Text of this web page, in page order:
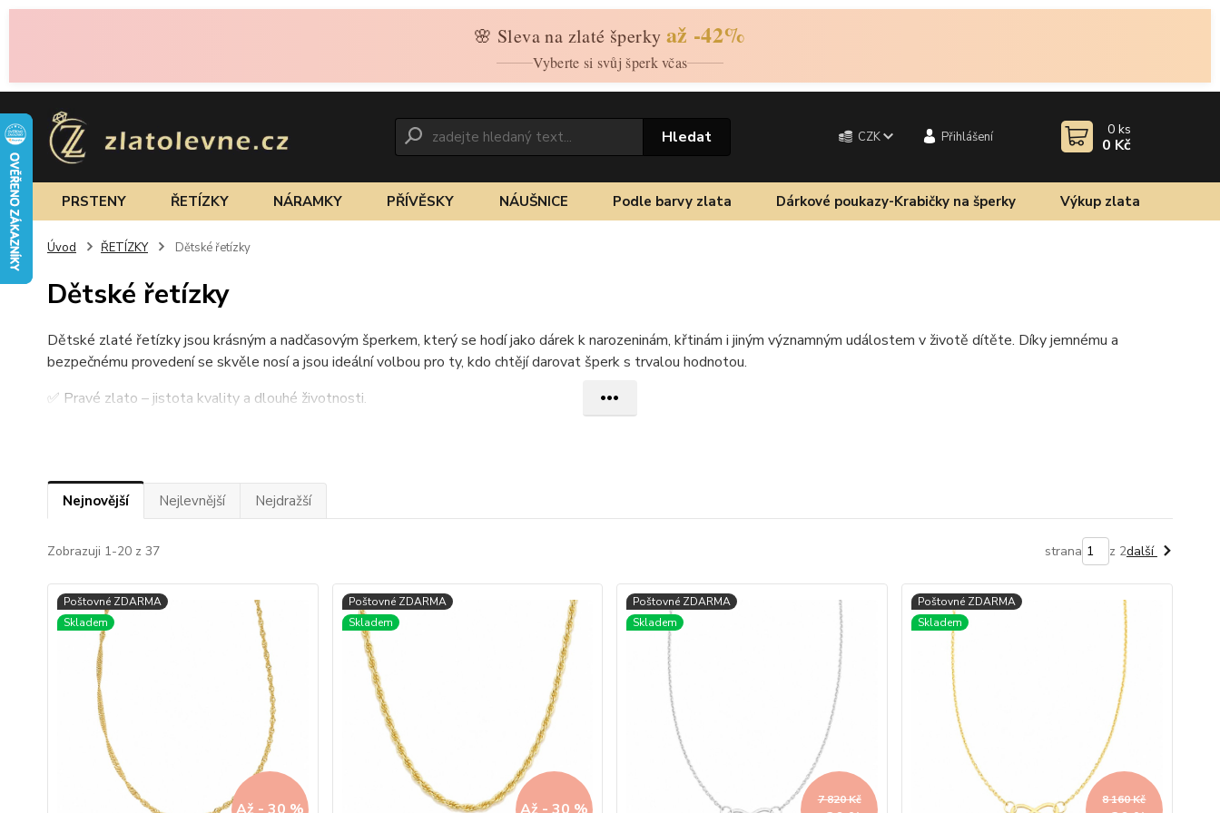
🌸 Sleva na zlaté šperky až -42%
Vyberte si svůj šperk včas
CZK Přihlášení
Hledat 0 ks
0 Kč
PRSTENY ŘETÍZKY NÁRAMKY PŘÍVĚSKY NÁUŠNICE Podle barvy zlata Dárkové poukazy-Krabičky na šperky Výkup zlata
Úvod ŘETÍZKY Dětské řetízky
Dětské řetízky
Dětské zlaté řetízky jsou krásným a nadčasovým šperkem, který se hodí jako dárek k narozeninám, křtinám i jiným významným událostem v životě dítěte. Díky jemnému a
bezpečnému provedení se skvěle nosí a jsou ideální volbou pro ty, kdo chtějí darovat šperk s trvalou hodnotou.
✅ Pravé zlato – jistota kvality a dlouhé životnosti.
✅ Rychlá radost – vše skladem, odesíláme obratem a s možností vrácení do 30 dnů.
Dětské zlaté řetízky se krásně kombinují i sjemnými zlatými náušnicemi pro dětinebozlatými náramky pro děti, takže snadno vytvoříte originální set. Častou volbou jsou
také
zlaté křížky a andílci
Pokud hledáte inspiraci, doporučujeme nahlédnout i do našeho blogu – třeba do článkuJak vybrat první zlatý šperk pro dítěnebo Jak správně pečovat o zlaté šperky, aby
vydržely navždy.
Dětské zlaté řetízky jsou investicí do krásného dárku, který si dítě uchová navždy. Vyberte si z naší široké nabídky a potěšte své nejbližší šperkem, který nikdy neztratí svou
hodnotu.
Proč vybrat dětský zlatý řetízek?
Dětské zlaté řetízky patří mezi oblíbené šperky, které jsou jemné, bezpečné a mají trvalou hodnotu. Zlatý řetízek pro děti je nejen krásným doplňkem, ale i symbolem lásky a
významné životní události. Díky kvalitnímu zpracování je vhodný jak pro chlapce, tak pro dívky.
Nejnovější Nejlevnější Nejdražší
Zobrazuji 1-20 z 37 strana z 2další
7 820 Kč 8 160 Kč